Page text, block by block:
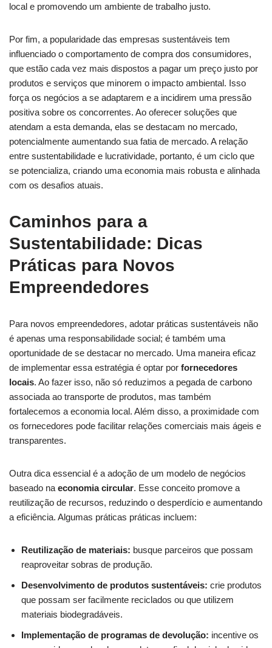
local e promovendo um ambiente de trabalho justo.
Por fim, ⁢a popularidade das empresas sustentáveis ​tem
influenciado o comportamento​ de compra dos consumidores,
que estão cada vez ​mais dispostos a pagar ⁢um ⁣preço justo por
‌produtos e serviços que minorem o impacto ambiental. Isso
força os negócios a se adaptarem e a incidirem uma pressão
positiva sobre os concorrentes. Ao oferecer soluções que
atendam a esta demanda, elas‌ se destacam no mercado,
potencialmente aumentando sua⁢ fatia de mercado. A relação
entre sustentabilidade e lucratividade, portanto, é​ um ciclo que
se ‌potencializa, criando uma economia mais robusta e alinhada‍
com os desafios atuais.
Caminhos para ⁢a‌
Sustentabilidade: Dicas
Práticas ‌para Novos
Empreendedores
Para novos empreendedores, adotar práticas sustentáveis não
é apenas ⁢uma responsabilidade social; é também uma
oportunidade de se destacar no mercado. ⁢Uma⁣ maneira eficaz
de implementar essa estratégia é optar por fornecedores‌
locais. Ao ‍fazer isso, não só reduzimos a pegada de carbono
associada‍ ao transporte de produtos, mas também
fortalecemos a economia local. ⁣Além disso, a proximidade com
os fornecedores pode ⁢facilitar relações comerciais mais ágeis e
transparentes.
Outra dica essencial‍ é⁤ a ‍adoção de um ⁢modelo de negócios
baseado na economia circular. Esse‌ conceito promove a
reutilização⁤ de recursos, reduzindo o desperdício e aumentando
a eficiência. Algumas práticas práticas incluem:
Reutilização ⁤de materiais: busque parceiros que possam
reaproveitar sobras de produção.
Desenvolvimento de​ produtos sustentáveis: crie‌ produtos⁤
que possam ser facilmente reciclados ou que utilizem
materiais biodegradáveis.
Implementação de programas ⁤de devolução: incentive os